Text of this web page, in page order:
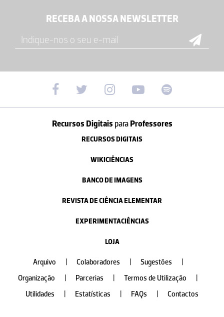
RECEBA A NOSSA NEWSLETTER
Recursos Digitais paraProfessores
RECURSOS DIGITAIS
WIKICIÊNCIAS
BANCO DE IMAGENS
REVISTA DE CIÊNCIA ELEMENTAR
EXPERIMENTACIÊNCIAS
LOJA
Arquivo Colaboradores Sugestões
Organização
Parcerias Termos de Utilização
Utilidades
Estatísticas FAQs Contactos